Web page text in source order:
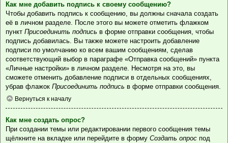
Как мне добавить подпись к своему сообщению?
Чтобы добавить подпись к сообщению, вы должны сначала создать
её в личном разделе. После этого вы можете отметить флажком
пункт Присоединить подпись в форме отправки сообщения, чтобы
подпись добавилась. Вы также можете настроить добавление
подписи по умолчанию ко всем вашим сообщениям, сделав
соответствующий выбор в параграфе «Отправка сообщений» пункта
«Личные настройки» в личном разделе. Несмотря на это, вы
сможете отменить добавление подписи в отдельных сообщениях,
убрав флажок Присоединить подпись в форме отправки сообщения.
Вернуться к началу
Как мне создать опрос?
При создании темы или редактировании первого сообщения темы
щёлкните на вкладке или перейдите в форму Создать опрос под